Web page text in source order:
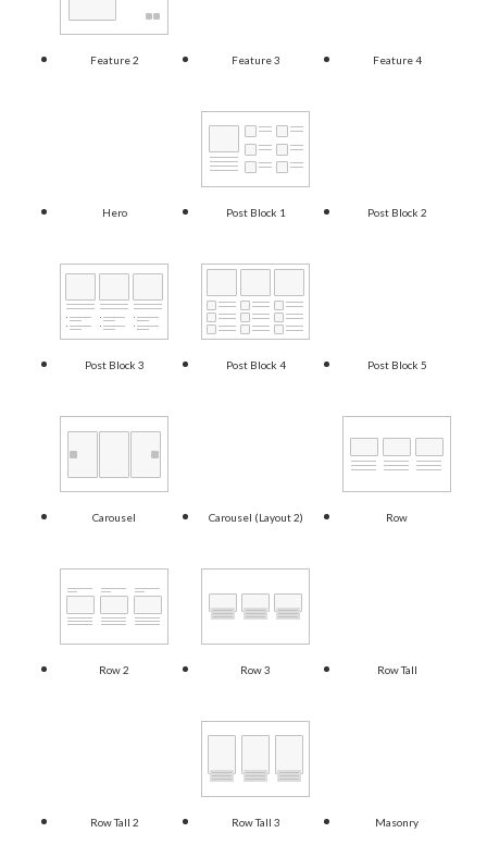
Feature 2 Feature 3 Feature 4
Hero Post Block 1 Post Block 2
Post Block 3 Post Block 4 Post Block 5
Carousel Carousel (Layout 2) Row
Row 2 Row 3 Row Tall
Row Tall 2 Row Tall 3 Masonry